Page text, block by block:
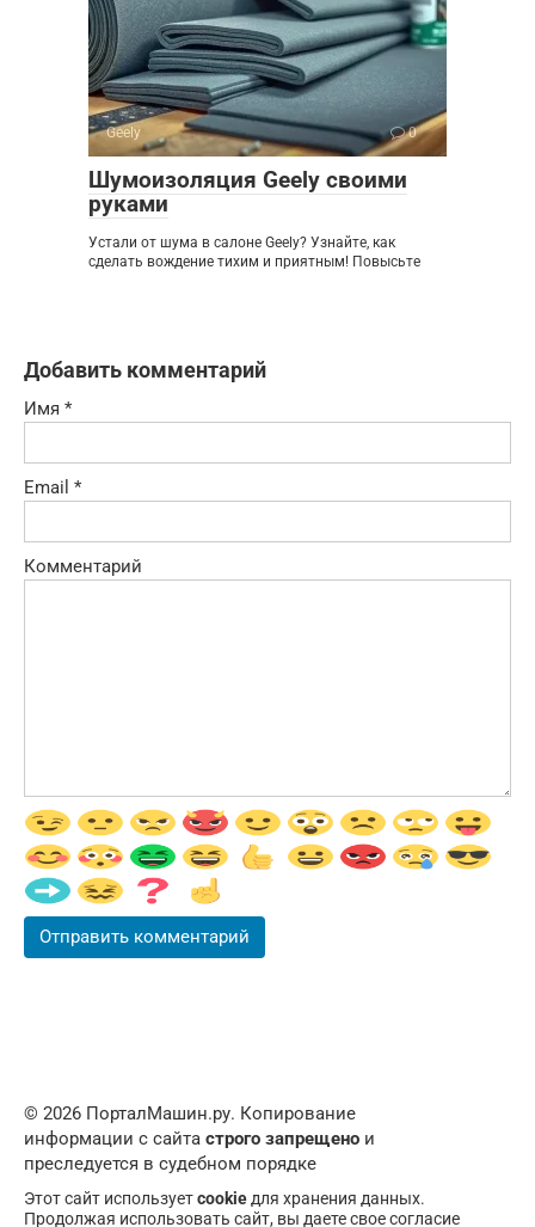
Geely 0
Шумоизоляция Geely своими
руками
Устали от шума в салоне Geely? Узнайте, как
сделать вождение тихим и приятным! Повысьте
Добавить комментарий
Имя *
Email *
Комментарий
© 2026 ПорталМашин.ру. Копирование
информации с сайта строго запрещено и
преследуется в судебном порядке
Этот сайт используетcookie для хранения данных.
Продолжая использовать сайт, вы даете свое согласие